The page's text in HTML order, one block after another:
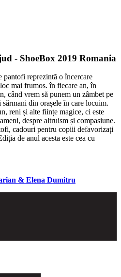
- ShoeBox 2019 Romania
reprezintă o încercare
mai frumos. în fiecare an, în
când vrem să punem un zâmbet pe
din orașele în care locuim.
reni și alte ființe magice, ci este
despre altruism și compasiune.
cadouri pentru copiii defavorizați
de anul acesta este cea cu
& Elena Dumitru